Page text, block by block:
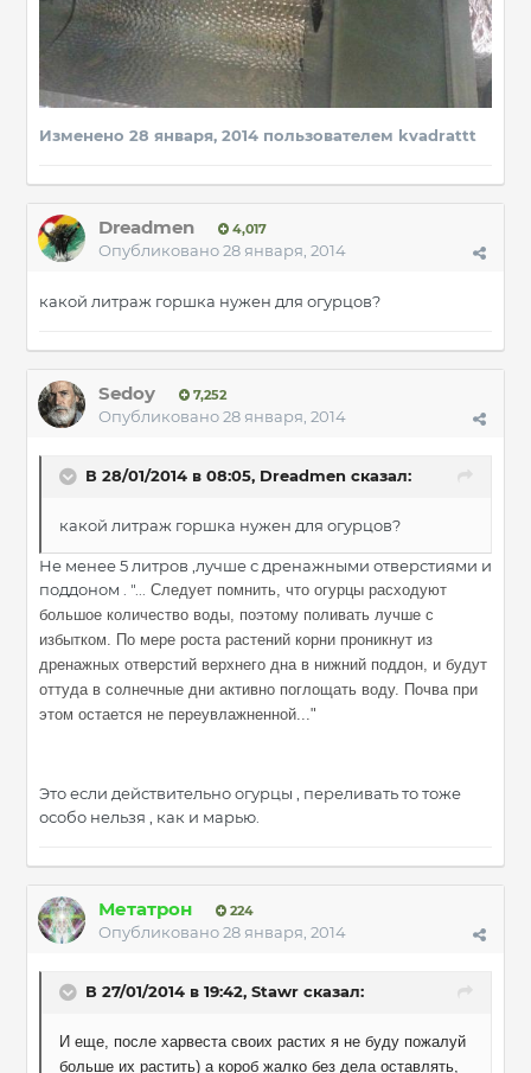
Изменено 28 января, 2014 пользователем kvadrattt
Dreadmen 4,017
Опубликовано28 января, 2014
какой литраж горшка нужен для огурцов?
Sedoy 7,252
Опубликовано28 января, 2014
В 28/01/2014 в 08:05, Dreadmen сказал:
какой литраж горшка нужен для огурцов?
Не менее 5 литров ,лучше с дренажными отверстиями и
поддоном . "... Следует помнить, что огурцы расходуют
большое количество воды, поэтому поливать лучше с
избытком. По мере роста растений корни проникнут из
дренажных отверстий верхнего дна в нижний поддон, и будут
оттуда в солнечные дни активно поглощать воду. Почва при
этом остается не переувлажненной..."
Это если действительно огурцы , переливать то тоже
особо нельзя , как и марью.
Метатрон 224
Опубликовано28 января, 2014
В 27/01/2014 в 19:42, Stawr сказал:
И еще, после харвеста своих растих я не буду пожалуй
больше их растить) а короб жалко без дела оставлять,